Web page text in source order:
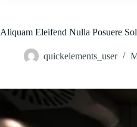
Aliquam Eleifend Nulla Posuere
quickelements_user